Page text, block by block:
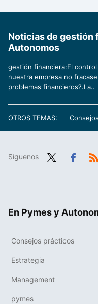
Noticias de gestión
Autonomos
gestión financiera:El
nuestra empresa no
problemas financieros?.La..
OTROS TEMAS:
Síguenos
En Pymes y
Consejos prácticos
Estrategia
Management
pymes